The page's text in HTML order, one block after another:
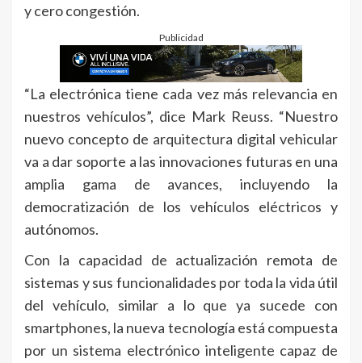
y cero congestión.
Publicidad
“La electrónica tiene cada vez más relevancia en
nuestros vehículos”, dice Mark Reuss. “Nuestro
nuevo concepto de arquitectura digital vehicular
va a dar soporte a las innovaciones futuras en una
amplia gama de avances, incluyendo la
democratización de los vehículos eléctricos y
autónomos.
Con la capacidad de actualización remota de
sistemas y sus funcionalidades por toda la vida útil
del vehículo, similar a lo que ya sucede con
smartphones, la nueva tecnología está compuesta
por un sistema electrónico inteligente capaz de